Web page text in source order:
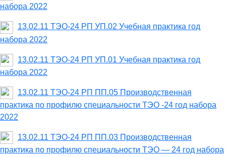
набора 2022
13.02.11 ТЭО-24 РП УП.02 Учебная практика год
набора 2022
13.02.11 ТЭО-24 РП УП.01 Учебная практика год
набора 2022
13.02.11 ТЭО-24 РП ПП.05 Производственная
практика по профилю специальности ТЭО -24 год набора
2022
13.02.11 ТЭО-24 РП ПП.03 Производственная
практика по профилю специальности ТЭО — 24 год набора